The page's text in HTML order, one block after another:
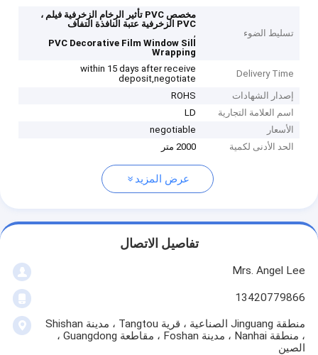
تسليط الضوء
مخصص PVC تأثير الرخام الزخرفية فيلم ،
PVC الزخرفية عتبة النافذة التفاف
,
PVC Decorative Film Window Sill
Wrapping
Delivery Time
within 15 days after receive
deposit,negotiate
إصدار الشهادات
ROHS
اسم العلامة التجارية
LD
الأسعار
negotiable
الحد الأدنى لكمية
2000 متر
عرض المزيد
تفاصيل الاتصال
Mrs. Angel Lee
13420779866
منطقة Jinguang الصناعية ، قرية Tangtou ، مدينة Shishan
، منطقة Nanhai ، مدينة Foshan ، مقاطعة Guangdong ،
الصين